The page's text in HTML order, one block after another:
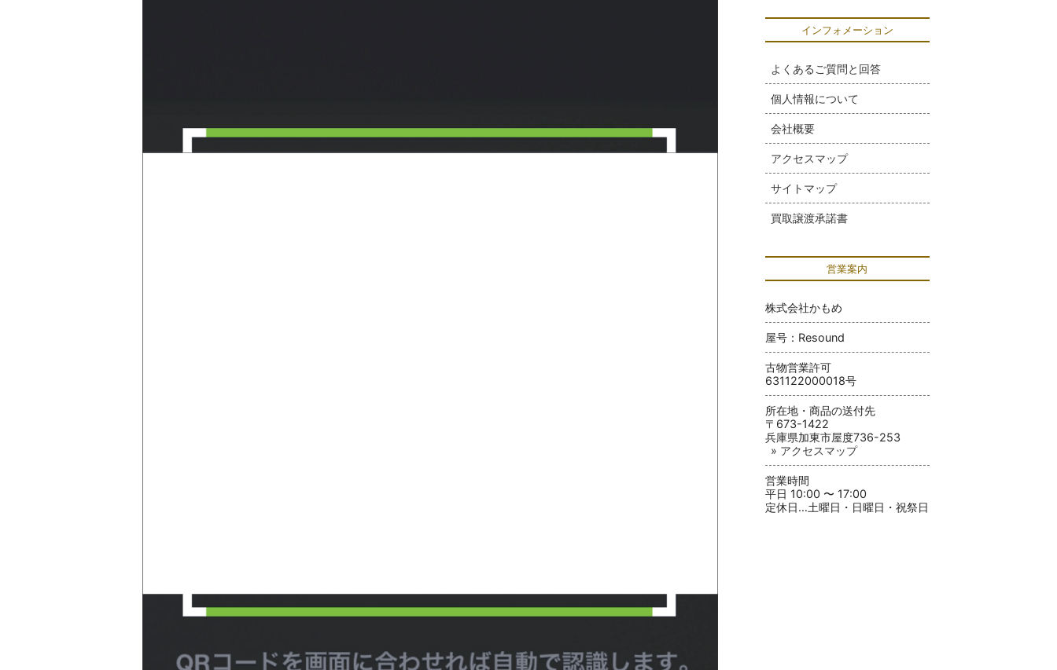
インフォメーション
よくあるご質問と回答
個人情報について
会社概要
アクセスマップ
サイトマップ
買取譲渡承諾書
営業案内
株式会社かもめ
屋号：Resound
古物営業許可
631122000018号
所在地・商品の送付先
〒673-1422
兵庫県加東市屋度736-253
» アクセスマップ
営業時間
平日 10:00 〜 17:00
定休日…土曜日・日曜日・祝祭日